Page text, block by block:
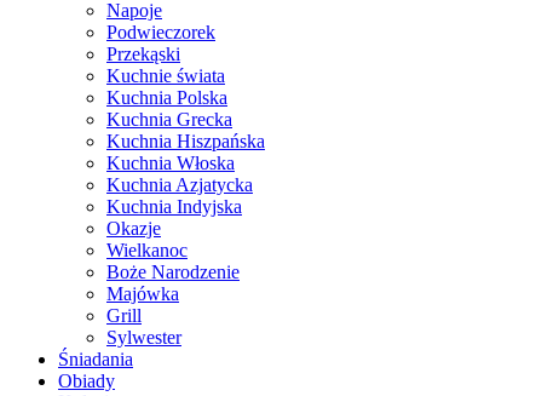
Napoje
Podwieczorek
Przekąski
Kuchnie świata
Kuchnia Polska
Kuchnia Grecka
Kuchnia Hiszpańska
Kuchnia Włoska
Kuchnia Azjatycka
Kuchnia Indyjska
Okazje
Wielkanoc
Boże Narodzenie
Majówka
Grill
Sylwester
Śniadania
Obiady